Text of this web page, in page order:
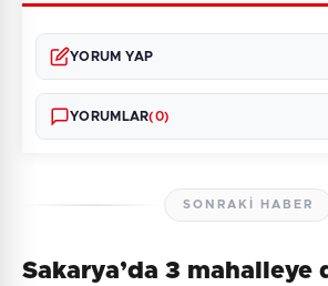
YORUM YAP
YORUMLAR(0)
SONRAKI HABER
Sakarya’da 3 mahalleye